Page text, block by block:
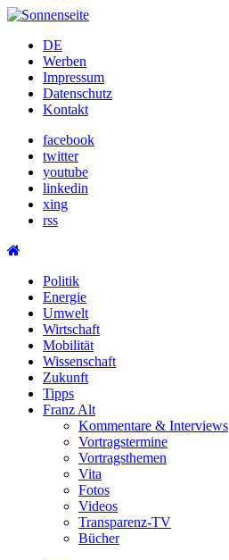
Skip
contentDE
Werben
Impressum
Datenschutz
Kontakt
facebook
twitter
youtube
linkedin
xing
rss
Politik
Energie
Umwelt
Wirtschaft
Mobilität
Wissenschaft
Zukunft
Tipps
Franz Alt
Kommentare & Interviews
Vortragstermine
Vortragsthemen
Vita
Fotos
Videos
Transparenz-TV
Bücher